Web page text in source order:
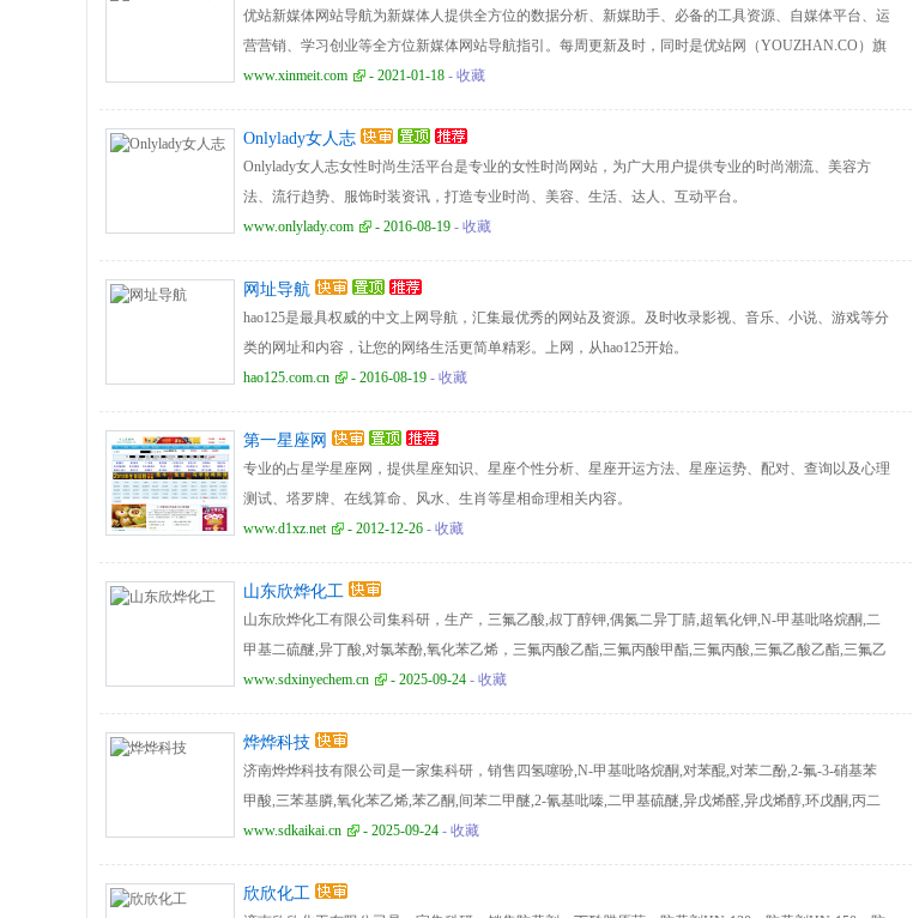
优站新媒体网站导航为新媒体人提供全方位的数据分析、新媒助手、必备的工具资源、自媒体平台、运
营营销、学习创业等全方位新媒体网站导航指引。每周更新及时，同时是优站网（YOUZHAN.CO）旗
下最实用、最专业、最全面、最好用的新媒体网址导航！
www.xinmeit.com - 2021-01-18 - 收藏
Onlylady女人志
Onlylady女人志女性时尚生活平台是专业的女性时尚网站，为广大用户提供专业的时尚潮流、美容方
法、流行趋势、服饰时装资讯，打造专业时尚、美容、生活、达人、互动平台。
www.onlylady.com
- 2016-08-19 - 收藏
网址导航
hao125是最具权威的中文上网导航，汇集最优秀的网站及资源。及时收录影视、音乐、小说、游戏等分
类的网址和内容，让您的网络生活更简单精彩。上网，从hao125开始。
hao125.com.cn
- 2016-08-19 - 收藏
第一星座网
专业的占星学星座网，提供星座知识、星座个性分析、星座开运方法、星座运势、配对、查询以及心理
测试、塔罗牌、在线算命、风水、生肖等星相命理相关内容。
www.d1xz.net
- 2012-12-26 - 收藏
山东欣烨化工
山东欣烨化工有限公司集科研，生产，三氟乙酸,叔丁醇钾,偶氮二异丁腈,超氧化钾,N-甲基吡咯烷酮,二
甲基二硫醚,异丁酸,对氯苯酚,氧化苯乙烯，三氟丙酸乙酯,三氟丙酸甲酯,三氟丙酸,三氟乙酸乙酯,三氟乙
酸酐,三氟乙酰乙酸乙酯,二氟乙胺.二氟乙醇,三氟乙醇,医药中间体,农药中间体,酚醛树脂等系列产品。
www.sdxinyechem.cn - 2025-09-24 - 收藏
烨烨科技
济南烨烨科技有限公司是一家集科研，销售四氢噻吩,N-甲基吡咯烷酮,对苯醌,对苯二酚,2-氟-3-硝基苯
甲酸,三苯基膦,氧化苯乙烯,苯乙酮,间苯二甲醚,2-氰基吡嗪,二甲基硫醚,异戊烯醛,异戊烯醇,环戊酮,丙二
腈,偶氮二异丁腈,叔丁醇医药中间体,酚醛树脂，氧化苯乙烯,苯乙酮,间苯二甲醚,2-氰基吡嗪,二甲基硫醚,
www.sdkaikai.cn - 2025-09-24 - 收藏
欣欣化工